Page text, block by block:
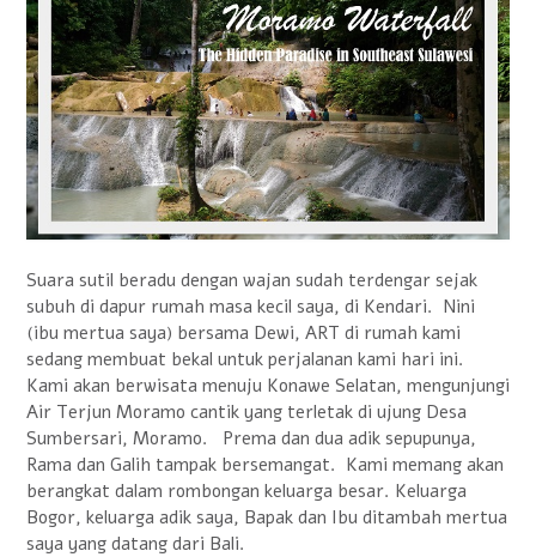
Suara sutil beradu dengan wajan sudah terdengar sejak
subuh di dapur rumah masa kecil saya, di Kendari. Nini
(ibu mertua saya) bersama Dewi, ART di rumah kami
sedang membuat bekal untuk perjalanan kami hari ini.
Kami akan berwisata menuju Konawe Selatan, mengunjungi
Air Terjun Moramo cantik yang terletak di ujung Desa
Sumbersari, Moramo. Prema dan dua adik sepupunya,
Rama dan Galih tampak bersemangat. Kami memang akan
berangkat dalam rombongan keluarga besar. Keluarga
Bogor, keluarga adik saya, Bapak dan Ibu ditambah mertua
saya yang datang dari Bali.